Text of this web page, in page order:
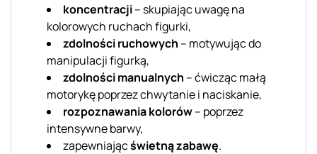
koncentracji– skupiając uwagę na
kolorowych ruchach figurki,
zdolności ruchowych – motywując do
manipulacji figurką,
zdolności manualnych – ćwicząc małą
motorykę poprzez chwytanie i naciskanie,
rozpoznawania kolorów– poprzez
intensywne barwy,
zapewniającświetną zabawę.